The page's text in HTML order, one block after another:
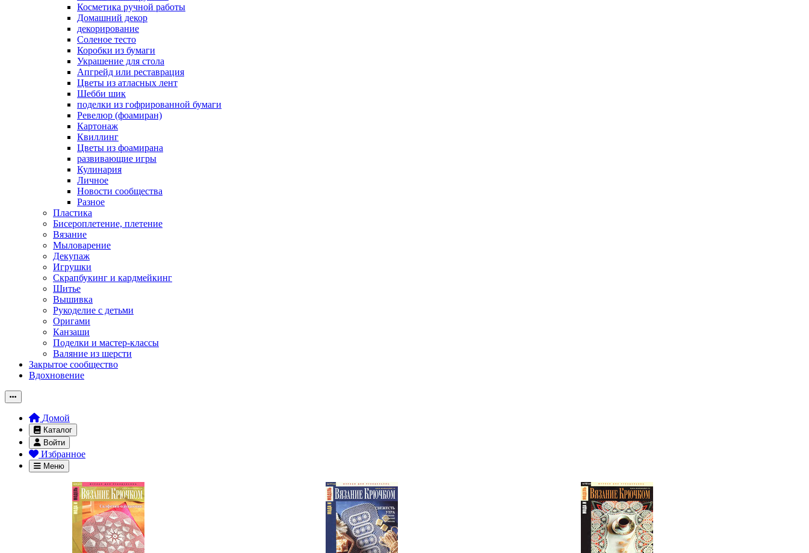
Косметика ручной работы
Домашний декор
декорирование
Соленое тесто
Коробки из бумаги
Украшение для стола
Апгрейд или реставрация
Цветы из атласных лент
Шебби шик
поделки из гофрированной бумаги
Ревелюр (фоамиран)
Картонаж
Квиллинг
Цветы из фоамирана
развивающие игры
Кулинария
Личное
Новости сообщества
Разное
Пластика
Бисероплетение, плетение
Вязание
Мыловарение
Декупаж
Игрушки
Скрапбукинг и кардмейкинг
Шитье
Вышивка
Рукоделие с детьми
Оригами
Канзаши
Поделки и мастер-классы
Валяние из шерсти
Закрытое сообщество
Вдохновение
Домой
Каталог
Войти
Избранное
Меню